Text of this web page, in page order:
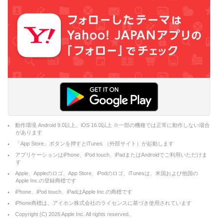
動作環境 Android 9.0以上、iOS 16.0以上 ※一部の機種では正常に動作しない場合
があります
「App Store」ボタンを押すとiTunes （外部サイト）が起動します
アプリケーションはiPhone、iPod touch、iPadまたはAndroidでご利用いただけま
す
Apple、Appleのロゴ、App Store、iPodのロゴ、iTunesは、米国および他国の
Apple Inc.の登録商標です
iPhone、iPod touch、iPadはApple Inc.の商標です
iPhone商標は、アイホン株式会社のライセンスに基づき使用されています
Copyright (C) 2026Apple Inc. All rights reserved.